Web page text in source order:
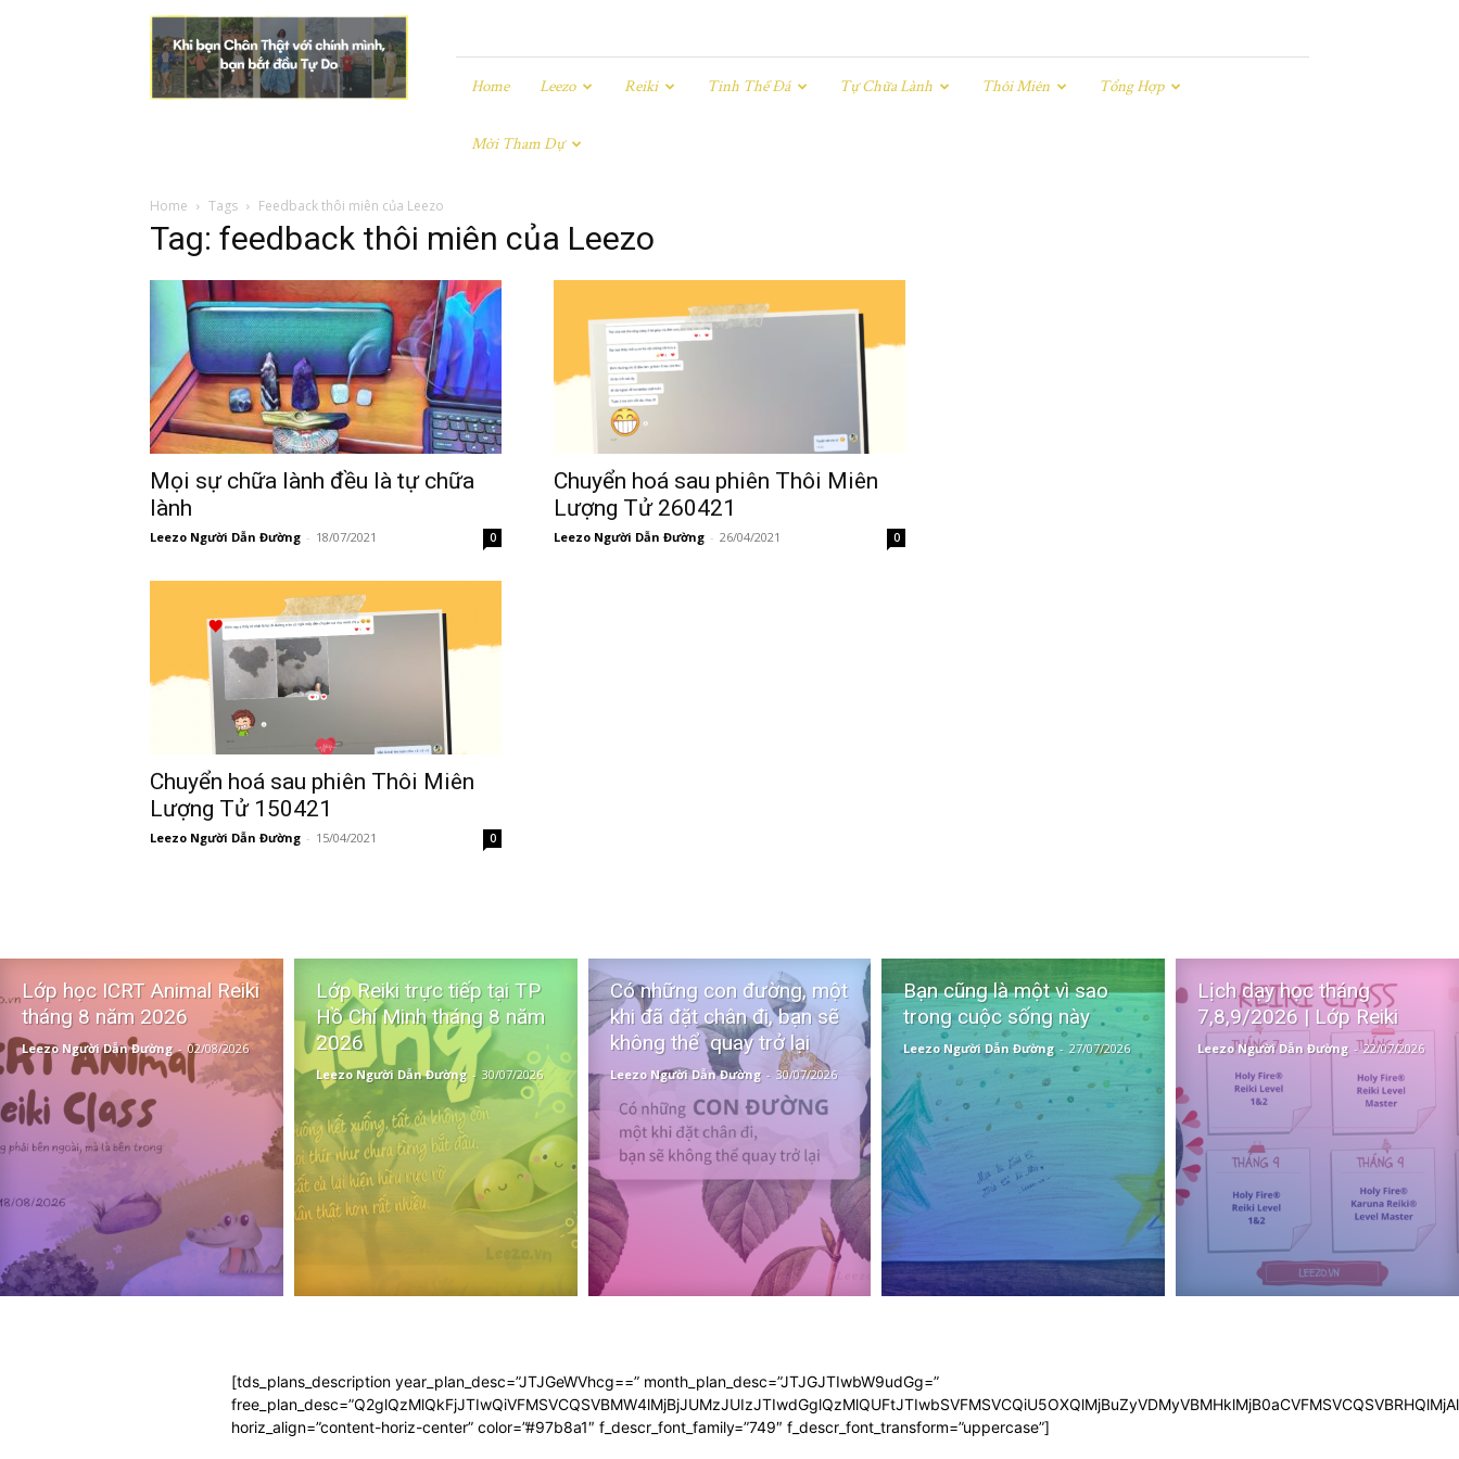
Leezo
|
Chân
Thật
Home Leezo Reiki Tinh Thể Đá Tự Chữa Lành Thôi Miên Tổng Hợp
Mời Tham Dự
Home Tags Feedback thôi miên của Leezo
Tag: feedback thôi miên của Leezo
Mọi sự chữa lành đều là tự chữa
lành
Leezo Người Dẫn Đường - 18/07/2021 0
Chuyển hoá sau phiên Thôi Miên
Lượng Tử 260421
Leezo Người Dẫn Đường - 26/04/2021 0
Chuyển hoá sau phiên Thôi Miên
Lượng Tử 150421
Leezo Người Dẫn Đường - 15/04/2021 0
Lớp học ICRT Animal Reiki
tháng 8 năm 2026
Leezo Người Dẫn Đường - 02/08/2026
Lớp Reiki trực tiếp tại TP
Hồ Chí Minh tháng 8 năm
2026
Leezo Người Dẫn Đường - 30/07/2026
Có những con đường, một
khi đã đặt chân đi, bạn sẽ
không thể quay trở lại
Leezo Người Dẫn Đường - 30/07/2026
Bạn cũng là một vì sao
trong cuộc sống này
Leezo Người Dẫn Đường - 27/07/2026
Lịch dạy học tháng
7,8,9/2026 | Lớp Reiki
Leezo Người Dẫn Đường - 22/07/2026
[tds_plans_description year_plan_desc=”JTJGeWVhcg==” month_plan_desc=”JTJGJTIwbW9udGg=”
horiz_align=”content-horiz-center” color=”#97b8a1″ f_descr_font_family=”749″ f_descr_font_transform=”uppercase”]